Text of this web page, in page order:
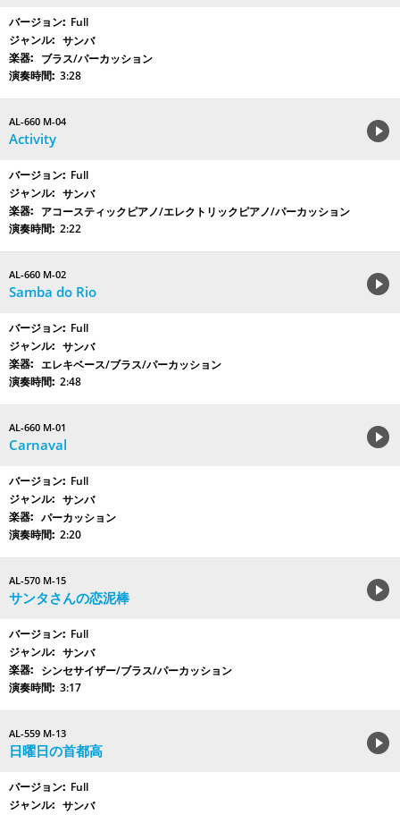
Full
サンバ
ブラス/パーカッション
3:28
AL-660 M-04
Activity
Full
サンバ
アコースティックピアノ/エレクトリックピアノ/パーカッション
2:22
AL-660 M-02
Samba do Rio
Full
サンバ
エレキベース/ブラス/パーカッション
2:48
AL-660 M-01
Carnaval
Full
サンバ
パーカッション
2:20
AL-570 M-15
サンタさんの恋泥棒
Full
サンバ
シンセサイザー/ブラス/パーカッション
3:17
AL-559 M-13
日曜日の首都高
Full
サンバ